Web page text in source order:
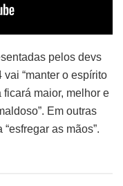
pelos devs
“manter o espírito
maior, melhor e
Em outras
as mãos”.